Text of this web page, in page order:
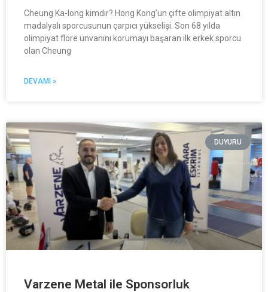
Cheung Ka-long kimdir? Hong Kong’un çifte olimpiyat altın
madalyalı sporcusunun çarpıcı yükselişi. Son 68 yılda
olimpiyat flöre ünvanını korumayı başaran ilk erkek sporcu
olan Cheung
DEVAMI »
DUYURU
Varzene Metal ile Sponsorluk